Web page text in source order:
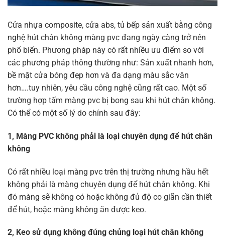
Cửa nhựa composite, cửa abs, tủ bếp sản xuất bằng công
nghệ hút chân không màng pvc đang ngày càng trở nên
phổ biến. Phương pháp này có rất nhiều ưu điểm so với
các phương pháp thông thường như: Sản xuất nhanh hơn,
bề mặt cửa bóng đẹp hơn và đa dạng màu sắc vân
hơn….tuy nhiên, yêu cầu công nghệ cũng rất cao. Một số
trường hợp tấm màng pvc bị bong sau khi hút chân không.
Có thể có một số lý do chính sau đây:
1, Màng PVC không phải là loại chuyên dụng để hút chân
không
Có rất nhiều loại màng pvc trên thị trường nhưng hầu hết
không phải là màng chuyên dụng để hút chân không. Khi
đó màng sẽ không có hoặc không đủ độ co giãn cần thiết
để hút, hoặc màng không ăn được keo.
2, Keo sử dụng không đúng chủng loại hút chân không